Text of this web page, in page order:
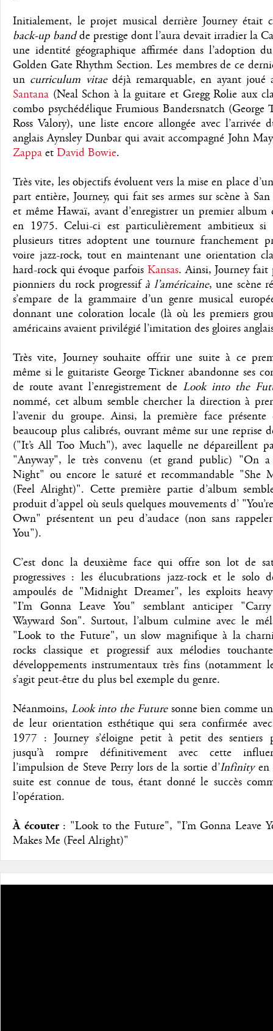
Initialement, le projet musical derrière Journey était
back-up bandde prestige dont l’aura devait irradier la
une identité géographique affirmée dans l’adoption
Golden Gate Rhythm Section. Les membres de ce
un curriculum vitaedéjà remarquable, en ayant joué
Santana (Neal Schon à la guitare et Gregg Rolie aux
combo psychédélique Frumious Bandersnatch (George
Ross Valory), une liste encore allongée avec l’arrivée
anglais Aynsley Dunbar qui avait accompagné John
Zappa et David Bowie.
Très vite, les objectifs évoluent vers la mise en place
part entière, Journey, qui fait ses armes sur scène à San
et même Hawaï, avant d’enregistrer un premier album
en 1975. Celui-ci est particulièrement ambitieux si
plusieurs titres adoptent une tournure franchement
voire jazz-rock, tout en maintenant une orientation
hard-rock qui évoque parfois Kansas. Ainsi, Journey fait
pionniers du rock progressif à l’américaine, une scène
s’empare de la grammaire d’un genre musical
donnant une coloration locale (là où les premiers
américains avaient privilégié l’imitation des gloires
Très vite, Journey souhaite offrir une suite à ce
même si le guitariste George Tickner abandonne ses
de route avant l’enregistrement deLook into the
nommé, cet album semble chercher la direction à
l’avenir du groupe. Ainsi, la première face présente
beaucoup plus calibrés, ouvrant même sur une reprise
("It’s All Too Much"), avec laquelle ne dépareillent
"Anyway", le très convenu (et grand public) "On a
Night" ou encore le saturé et recommandable "She
(Feel Alright)". Cette première partie d’album
produit d’appel où seuls quelques mouvements d’
Own" présentent un peu d’audace (non sans
You").
C’est donc la deuxième face qui offre son lot de
progressives : les élucubrations jazz-rock et le solo
ampoulés de "Midnight Dreamer", les exploits
"I’m Gonna Leave You" semblant anticiper
Wayward Son". Surtout, l’album culmine avec le
"Look to the Future", un slow magnifique à la
rocks classique et progressif aux mélodies
développements instrumentaux très fins (notamment
s’agit peut-être du plus bel exemple du genre.
Néanmoins, Look into the Futuresonne bien comme
de leur orientation esthétique qui sera confirmée
1977 : Journey s’éloigne petit à petit des sentiers
jusqu’à rompre définitivement avec cette
l’impulsion de Steve Perry lors de la sortie d’Infinityen
suite est connue de tous, étant donné le succès
l’opération.
À écouter: "Look to the Future", "I’m Gonna Leave
Makes Me (Feel Alright)"